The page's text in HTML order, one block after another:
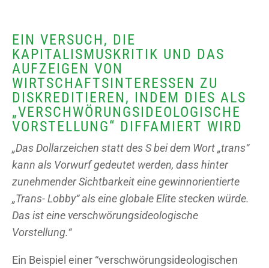
EIN VERSUCH, DIE
KAPITALISMUSKRITIK UND DAS
AUFZEIGEN VON
WIRTSCHAFTSINTERESSEN ZU
DISKREDITIEREN, INDEM DIES ALS
„VERSCHWÖRUNGSIDEOLOGISCHE
VORSTELLUNG“ DIFFAMIERT WIRD
„Das Dollarzeichen statt des S bei dem Wort „trans“
kann als Vorwurf gedeutet werden, dass hinter
zunehmender Sichtbarkeit eine gewinnorientierte
„Trans- Lobby“ als eine globale Elite stecken würde.
Das ist eine verschwörungsideologische
Vorstellung.“
Ein Beispiel einer “verschwörungsideologischen